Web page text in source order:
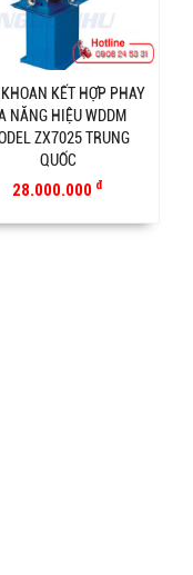
KHOAN KẾT HỢP PHAY
NĂNG HIỆU WDDM
ZX7025 TRUNG
QUỐC
28.000.000 đ